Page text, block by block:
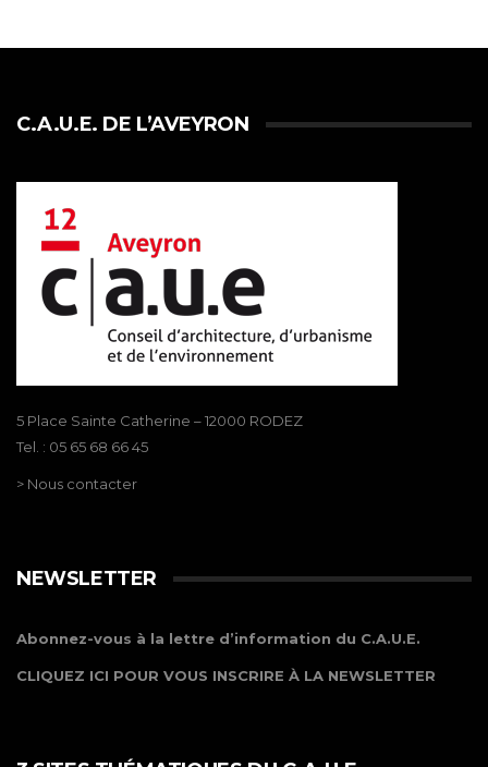
C.A.U.E. DE L’AVEYRON
5 Place Sainte Catherine – 12000 RODEZ
Tel. : 05 65 68 66 45
> Nous contacter
NEWSLETTER
Abonnez-vous à la lettre d’information du C.A.U.E.
CLIQUEZ ICI POUR VOUS INSCRIRE À LA NEWSLETTER